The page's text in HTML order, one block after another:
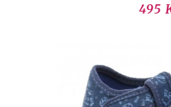
495